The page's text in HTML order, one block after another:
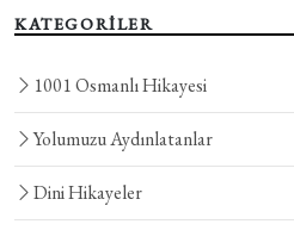
KATEGORİLER
1001 Osmanlı Hikayesi
Yolumuzu Aydınlatanlar
Dini Hikayeler